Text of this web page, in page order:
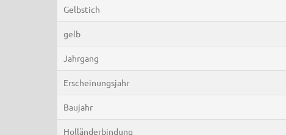
Gelbstich
gelb
Jahrgang
Erscheinungsjahr
Baujahr
Holländerbindung